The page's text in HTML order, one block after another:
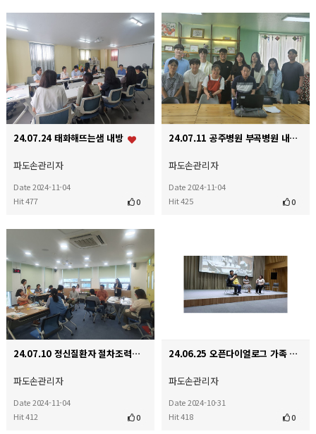
24.07.24 태화해뜨는샘 내방
파도손관리자
Date 2024-11-04
Hit 477
0
24.07.11 공주병원 부곡병원 내방
파도손관리자
Date 2024-11-04
Hit 425
0
24.07.10 정신질환자 절차조력지원사업단 워크숍
파도손관리자
Date 2024-11-04
Hit 412
0
24.06.25 오픈다이얼로그 가족 활동가 교육 토론회
파도손관리자
Date 2024-10-31
Hit 418
0